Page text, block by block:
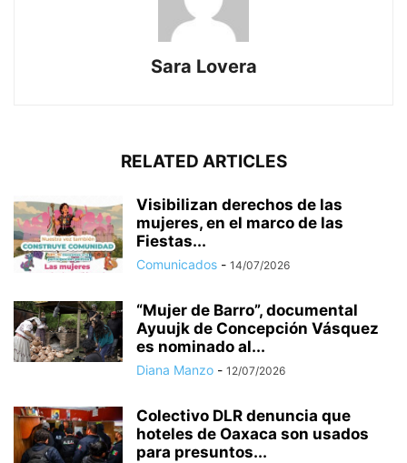
Sara Lovera
RELATED ARTICLES
Visibilizan derechos de las
mujeres, en el marco de las
Fiestas...
Comunicados - 14/07/2026
“Mujer de Barro”, documental
Ayuujk de Concepción Vásquez
es nominado al...
Diana Manzo - 12/07/2026
Colectivo DLR denuncia que
hoteles de Oaxaca son usados
para presuntos...